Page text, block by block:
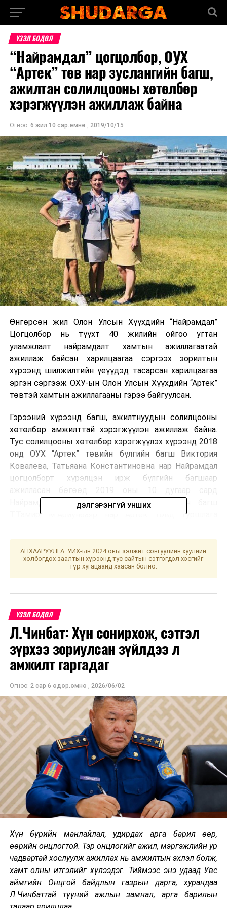
ҮЗЭЛ БОДОЛ
“Найрамдал” цогцолбор, ОУХ
“Артек” төв нар зуслангийн багш,
ажилтан солилцооны хөтөлбөр
хэрэгжүүлэн ажиллаж байна
Огноо: 6 жил 10 сар.өмнө , 2019/10/15
Өнгөрсөн жил Олон Улсын Хүүхдийн “Найрамдал”
Цогцолбор нь түүхт 40 жилийн ойгоо угтан
уламжлалт найрамдалт хамтын ажиллагаатай
ажиллаж байсан харилцаагаа сэргээх зорилтын
хүрээнд шилжилтийн үеүүдэд тасарсан харилцаагаа
эргэн сэргээж ОХУ-ын Олон Улсын Хүүхдийн “Артек”
төвтэй хамтын ажиллагааны гэрээ байгуулсан.
Гэрээний хүрээнд багш, ажилтнуудын солилцооны
хөтөлбөр амжилттай хэрэгжүүлэн ажиллаж байна.
Тус солилцооны хөтөлбөр хэрэгжүүлэх хүрээнд 2018
онд ОУХ “Артек” төвийн бүлгийн багш Виктория
Ковалёва, Татьяана Константиновна нар Найрамдал
цогцолборт хүрэлцэн ирж бүлгийн багшаар
Найрамдал цогцолборын бүлгийн удирдагч багш
Т.Тамир, М.Ариунбаяр нар Артек төвд туршлага
ОУХ “Артек” төвийн бүлгийн багш Виктория Ковалёва,
Татьяна Константиновна болон ОУХ “Найрамдал”
Цогцолборын бүлгийн удирдагч багш У. Халиун нар
Найрамдал цогцолборын Олон улсын ээлжийн үед
ДЭЛГЭРЭНГҮЙ УНШИХ
АНХААРУУЛГА: УИХ-ын 2024 оны ээлжит сонгуулийн хуулийн
холбогдох заалтын хүрээнд тус сайтын сэтгэгдэл хэсгийг
түр хугацаанд хаасан болно.
ҮЗЭЛ БОДОЛ
Л.Чинбат: Хүн сонирхож, сэтгэл
зүрхээ зориулсан зүйлдээ л
амжилт гаргадаг
Огноо: 2 сар 6 өдөр.өмнө , 2026/06/02
Хүн бүрийн манлайлал, удирдах арга барил өөр,
өөрийн онцлогтой. Тэр онцлогийг ажил, мэргэжлийн ур
чадвартай хослуулж ажиллах нь амжилтын эхлэл болж,
хамт олны итгэлийг хүлээдэг. Тиймээс энэ удаад Увс
аймгийн Онцгой байдлын газрын дарга, хурандаа
Л.Чинбаттай түүний ажлын замнал, арга барилын